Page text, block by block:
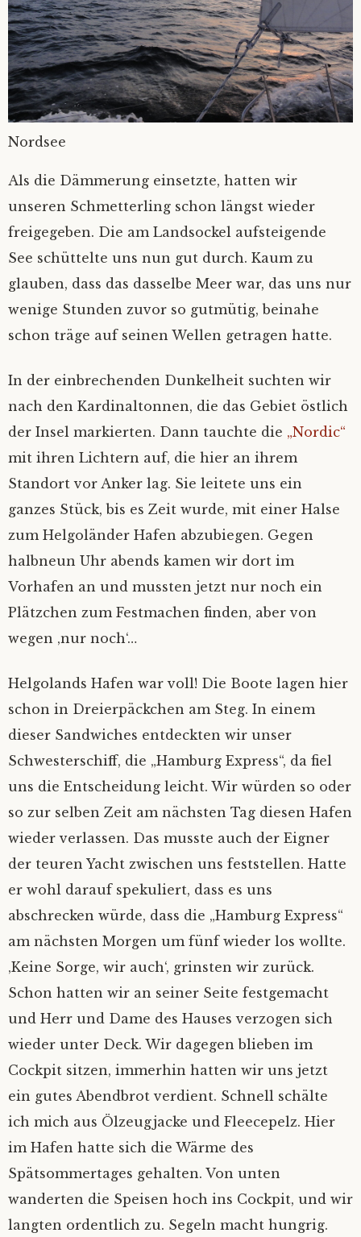
Nordsee
Als die Dämmerung einsetzte, hatten wir
unseren Schmetterling schon längst wieder
freigegeben. Die am Landsockel aufsteigende
See schüttelte uns nun gut durch. Kaum zu
glauben, dass das dasselbe Meer war, das uns nur
wenige Stunden zuvor so gutmütig, beinahe
schon träge auf seinen Wellen getragen hatte.
In der einbrechenden Dunkelheit suchten wir
nach den Kardinaltonnen, die das Gebiet östlich
der Insel markierten. Dann tauchte die „Nordic“
mit ihren Lichtern auf, die hier an ihrem
Standort vor Anker lag. Sie leitete uns ein
ganzes Stück, bis es Zeit wurde, mit einer Halse
zum Helgoländer Hafen abzubiegen. Gegen
halbneun Uhr abends kamen wir dort im
Vorhafen an und mussten jetzt nur noch ein
Plätzchen zum Festmachen finden, aber von
wegen ‚nur noch‘…
Helgolands Hafen war voll! Die Boote lagen hier
schon in Dreierpäckchen am Steg. In einem
dieser Sandwiches entdeckten wir unser
Schwesterschiff, die „Hamburg Express“, da fiel
uns die Entscheidung leicht. Wir würden so oder
so zur selben Zeit am nächsten Tag diesen Hafen
wieder verlassen. Das musste auch der Eigner
der teuren Yacht zwischen uns feststellen. Hatte
er wohl darauf spekuliert, dass es uns
abschrecken würde, dass die „Hamburg Express“
am nächsten Morgen um fünf wieder los wollte.
‚Keine Sorge, wir auch‘, grinsten wir zurück.
Schon hatten wir an seiner Seite festgemacht
und Herr und Dame des Hauses verzogen sich
wieder unter Deck. Wir dagegen blieben im
Cockpit sitzen, immerhin hatten wir uns jetzt
ein gutes Abendbrot verdient. Schnell schälte
ich mich aus Ölzeugjacke und Fleecepelz. Hier
im Hafen hatte sich die Wärme des
Spätsommertages gehalten. Von unten
wanderten die Speisen hoch ins Cockpit, und wir
langten ordentlich zu. Segeln macht hungrig.